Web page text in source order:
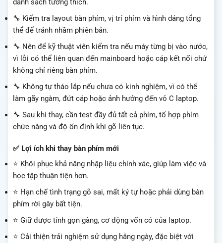
danh sách tương thích.
🔧 Kiểm tra layout bàn phím, vị trí phím và hình dáng tổng
thể để tránh nhầm phiên bản.
🔧 Nên để kỹ thuật viên kiểm tra nếu máy từng bị vào nước,
vì lỗi có thể liên quan đến mainboard hoặc cáp kết nối chứ
không chỉ riêng bàn phím.
🔧 Không tự tháo lắp nếu chưa có kinh nghiệm, vì có thể
làm gãy ngàm, đứt cáp hoặc ảnh hưởng đến vỏ C laptop.
🔧 Sau khi thay, cần test đầy đủ tất cả phím, tổ hợp phím
chức năng và độ ổn định khi gõ liên tục.
✅ Lợi ích khi thay bàn phím mới
⭐ Khôi phục khả năng nhập liệu chính xác, giúp làm việc và
học tập thuận tiện hơn.
⭐ Hạn chế tình trạng gõ sai, mất ký tự hoặc phải dùng bàn
phím rời gây bất tiện.
⭐ Giữ được tính gọn gàng, cơ động vốn có của laptop.
⭐ Cải thiện trải nghiệm sử dụng hằng ngày, đặc biệt với